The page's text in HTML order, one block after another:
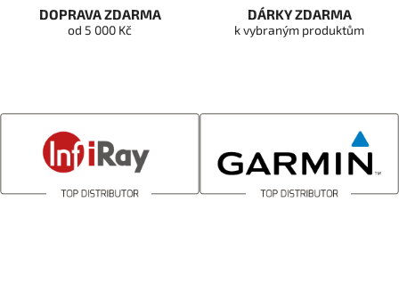
DOPRAVA ZDARMA
od 5 000 Kč
DÁRKY ZDARMA
k vybraným produktům